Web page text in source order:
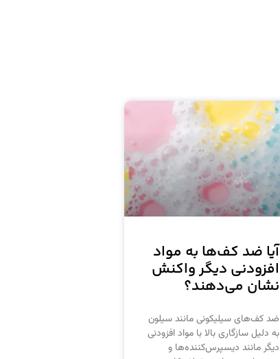
آیا ضد کف‌ها به مواد
افزودنی دیگر واکنش
نشان می‌دهند؟
ضد کف‌های سیلیکونی مانند سیلون
به دلیل سازگاری بالا با مواد افزودنی
دیگر مانند دیسپرس‌کننده‌ها و